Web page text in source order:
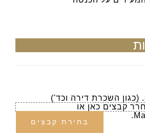
(כגון השכרת דירה וכד')
קבצים כאן או
בחירת קבצים